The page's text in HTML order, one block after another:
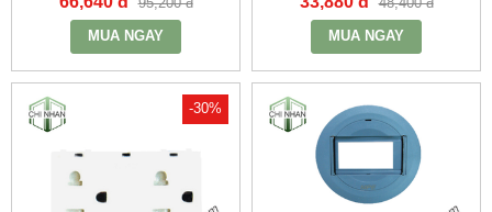
95,200 đ
MUA NGAY
48,400 đ
MUA NGAY
-30%